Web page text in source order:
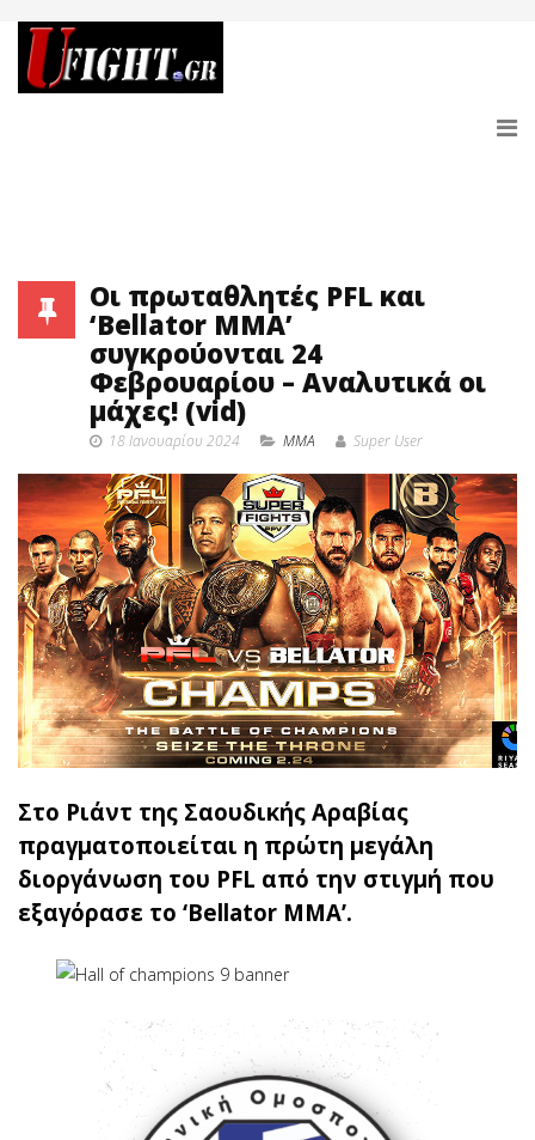
Οι πρωταθλητές PFL και
‘Bellator MMA’
συγκρούονται 24
Φεβρουαρίου – Αναλυτικά οι
μάχες! (vid)
18 Ιανουαρίου 2024 MMA Super User
Στο Ριάντ της Σαουδικής Αραβίας
πραγματοποιείται η πρώτη μεγάλη
διοργάνωση του PFL από την στιγμή που
εξαγόρασε το ‘Bellator MMA’.